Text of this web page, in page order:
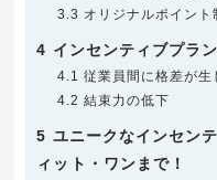
3.3 オリジナルポイント
4 インセンティブプラ
4.1 従業員間に格差が生
4.2 結束力の低下
5 ユニークなインセン
ィット・ワンまで！